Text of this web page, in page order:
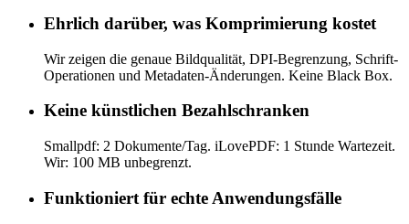
Ehrlich darüber, was Komprimierung kostet
Wir zeigen die genaue Bildqualität, DPI-Begrenzung, Schrift-
Operationen und Metadaten-Änderungen. Keine Black Box.
Keine künstlichen Bezahlschranken
Smallpdf: 2 Dokumente/Tag. iLovePDF: 1 Stunde Wartezeit.
Wir: 100 MB unbegrenzt.
Funktioniert für echte Anwendungsfälle